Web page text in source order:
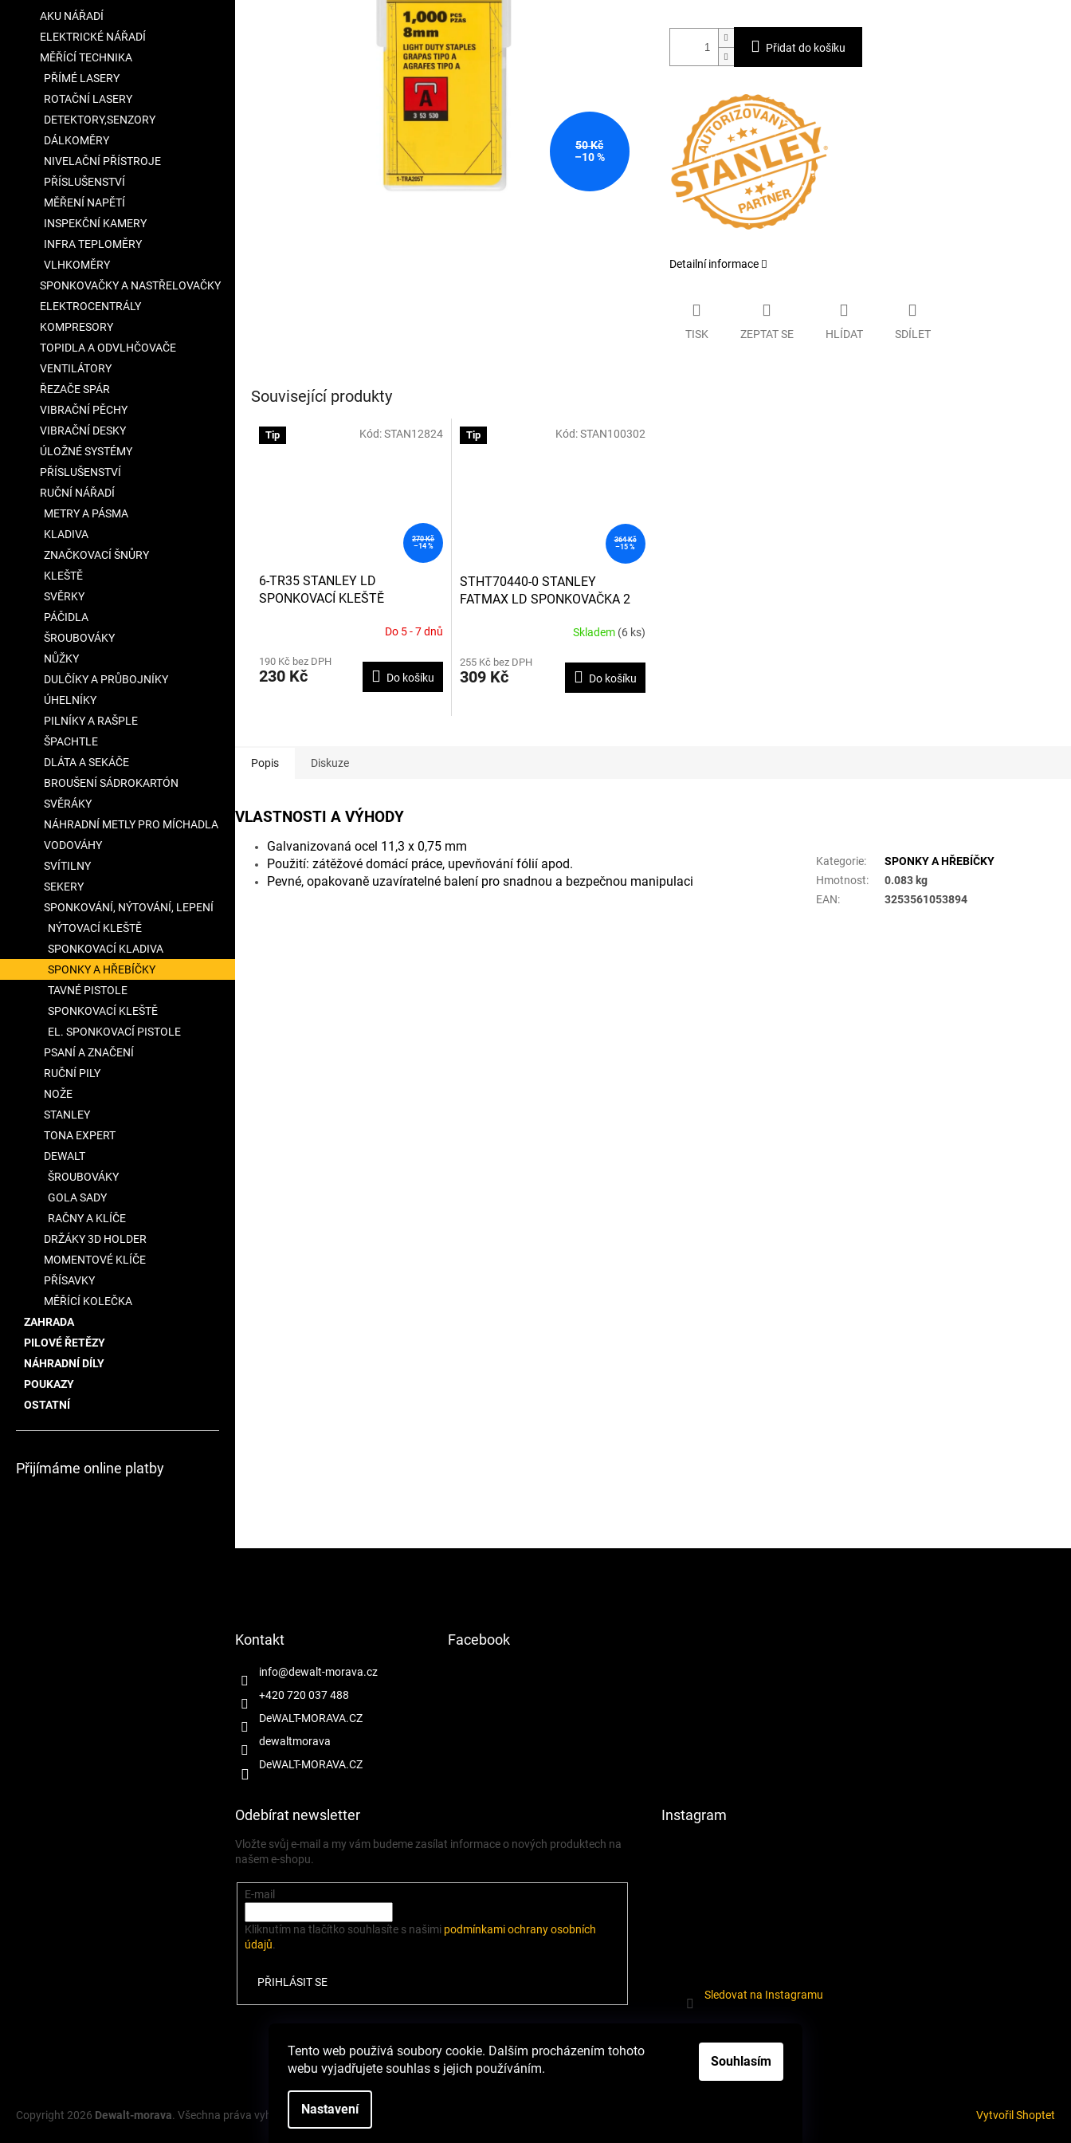
Tento web používá soubory cookie. Dalším procházením tohoto
webu vyjadřujete souhlas s jejich používáním.
Nastavení
Souhlasím
AKU NÁŘADÍ
ELEKTRICKÉ NÁŘADÍ
MĚŘÍCÍ TECHNIKA
PŘÍMÉ LASERY
ROTAČNÍ LASERY
DETEKTORY,SENZORY
DÁLKOMĚRY
NIVELAČNÍ PŘÍSTROJE
PŘÍSLUŠENSTVÍ
MĚŘENÍ NAPĚTÍ
INSPEKČNÍ KAMERY
INFRA TEPLOMĚRY
VLHKOMĚRY
SPONKOVAČKY A NASTŘELOVAČKY
ELEKTROCENTRÁLY
KOMPRESORY
TOPIDLA A ODVLHČOVAČE
VENTILÁTORY
ŘEZAČE SPÁR
VIBRAČNÍ PĚCHY
VIBRAČNÍ DESKY
ÚLOŽNÉ SYSTÉMY
PŘÍSLUŠENSTVÍ
RUČNÍ NÁŘADÍ
METRY A PÁSMA
KLADIVA
ZNAČKOVACÍ ŠNŮRY
KLEŠTĚ
SVĚRKY
PÁČIDLA
ŠROUBOVÁKY
NŮŽKY
DULČÍKY A PRŮBOJNÍKY
ÚHELNÍKY
PILNÍKY A RAŠPLE
ŠPACHTLE
DLÁTA A SEKÁČE
BROUŠENÍ SÁDROKARTÓN
SVĚRÁKY
NÁHRADNÍ METLY PRO MÍCHADLA
VODOVÁHY
SVÍTILNY
SEKERY
SPONKOVÁNÍ, NÝTOVÁNÍ, LEPENÍ
NÝTOVACÍ KLEŠTĚ
SPONKOVACÍ KLADIVA
SPONKY A HŘEBÍČKY
TAVNÉ PISTOLE
SPONKOVACÍ KLEŠTĚ
EL. SPONKOVACÍ PISTOLE
PSANÍ A ZNAČENÍ
RUČNÍ PILY
NOŽE
STANLEY
TONA EXPERT
DEWALT
ŠROUBOVÁKY
GOLA SADY
RAČNY A KLÍČE
DRŽÁKY 3D HOLDER
MOMENTOVÉ KLÍČE
PŘÍSAVKY
MĚŘÍCÍ KOLEČKA
ZAHRADA
PILOVÉ ŘETĚZY
NÁHRADNÍ DÍLY
POUKAZY
OSTATNÍ
Přijímáme online platby
50 Kč
–10 %
Přidat do košíku
Detailní informace
TISK ZEPTAT SE HLÍDAT SDÍLET
Související produkty
Tip
270 Kč
–14 %
6-TR35 STANLEY LD
SPONKOVACÍ KLEŠTĚ
produktu
je
Do 5 - 7 dnů
190 Kč bez DPH
230 Kč Do košíku
Kód:STAN12824 Tip
364 Kč
–15 %
STHT70440-0 STANLEY
FATMAX LD SPONKOVAČKA 2
Skladem (6 ks)
255 Kč bez DPH
309 Kč Do košíku
Kód:STAN100302
Popis Diskuze
VLASTNOSTI A VÝHODY
Galvanizovaná ocel 11,3 x 0,75 mm
Použití: zátěžové domácí práce, upevňování fólií apod.
Pevné, opakovaně uzavíratelné balení pro snadnou a bezpečnou manipulaci
Kategorie:
SPONKY A HŘEBÍČKY
Hmotnost:
0.083 kg
EAN: 3253561053894
Kontakt
info@dewalt-morava.cz
+420 720 037 488
DeWALT-MORAVA.CZ
dewaltmorava
DeWALT-MORAVA.CZ
Facebook
Odebírat newsletter
Vložte svůj e-mail a my vám budeme zasílat informace o nových produktech na
našem e-shopu.
E-mail
Kliknutím na tlačítko souhlasíte s našimi podmínkami ochrany osobních
údajů.
PŘIHLÁSIT SE
Instagram
Sledovat na Instagramu
Zboží.cz Heureka.cz Podmínky ochrany osobních údajů Odstoupení od smlouvy
Vytvořil Shoptet
Copyright 2026 Dewalt-morava. Všechna práva vyhrazena.Upravit nastavení cookies